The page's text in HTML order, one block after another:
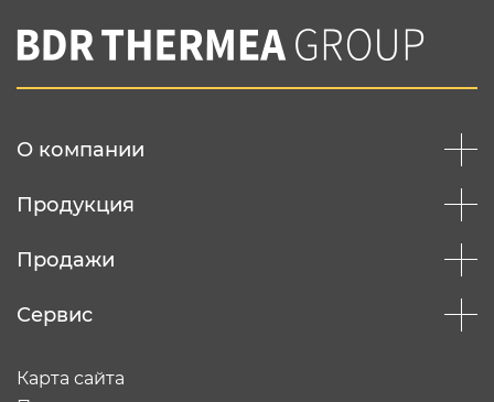
Вы соглашаетесь с нашей политикой
конфеденциальности
О компании
Продукция
Продажи
Сервис
Карта сайта